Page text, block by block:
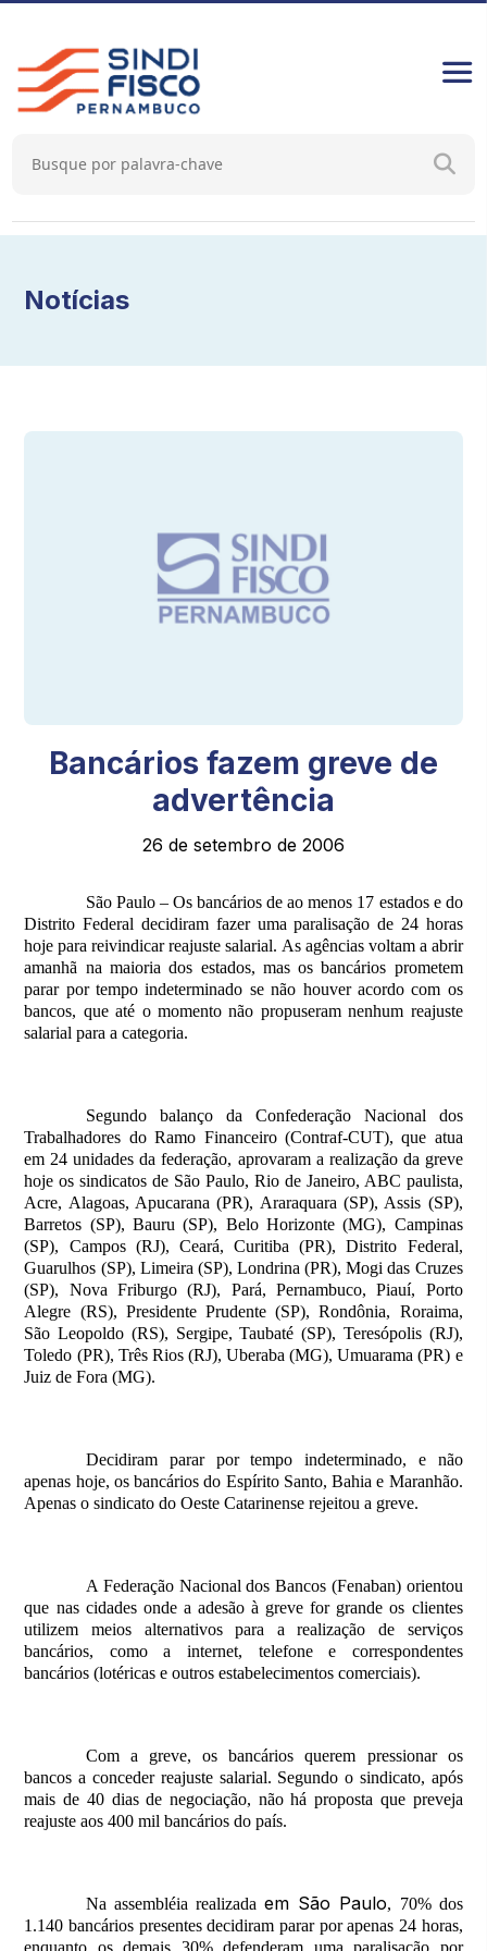
Notícias
Bancários fazem greve de
advertência
26 de setembro de 2006
São Paulo – Os bancários de ao menos 17 estados e do
Distrito Federal decidiram fazer uma paralisação de 24 horas
hoje para reivindicar reajuste salarial. As agências voltam a abrir
amanhã na maioria dos estados, mas os bancários prometem
parar por tempo indeterminado se não houver acordo com os
bancos, que até o momento não propuseram nenhum reajuste
salarial para a categoria.
Segundo balanço da Confederação Nacional dos
Trabalhadores do Ramo Financeiro (Contraf-CUT), que atua
em 24 unidades da federação, aprovaram a realização da greve
hoje os sindicatos de São Paulo, Rio de Janeiro, ABC paulista,
Acre, Alagoas, Apucarana (PR), Araraquara (SP), Assis (SP),
Barretos (SP), Bauru (SP), Belo Horizonte (MG), Campinas
(SP), Campos (RJ), Ceará, Curitiba (PR), Distrito Federal,
Guarulhos (SP), Limeira (SP), Londrina (PR), Mogi das Cruzes
(SP), Nova Friburgo (RJ), Pará, Pernambuco, Piauí, Porto
Alegre (RS), Presidente Prudente (SP), Rondônia, Roraima,
São Leopoldo (RS), Sergipe, Taubaté (SP), Teresópolis (RJ),
Toledo (PR), Três Rios (RJ), Uberaba (MG), Umuarama (PR) e
Juiz de Fora (MG).
Decidiram parar por tempo indeterminado, e não
apenas hoje, os bancários do Espírito Santo, Bahia e Maranhão.
Apenas o sindicato do Oeste Catarinense rejeitou a greve.
A Federação Nacional dos Bancos (Fenaban) orientou
que nas cidades onde a adesão à greve for grande os clientes
utilizem meios alternativos para a realização de serviços
bancários, como a internet, telefone e correspondentes
bancários (lotéricas e outros estabelecimentos comerciais).
Com a greve, os bancários querem pressionar os
bancos a conceder reajuste salarial. Segundo o sindicato, após
mais de 40 dias de negociação, não há proposta que preveja
reajuste aos 400 mil bancários do país.
Na assembléia realizadaem São Paulo, 70% dos
1.140 bancários presentes decidiram parar por apenas 24 horas,
enquanto os demais 30% defenderam uma paralisação por